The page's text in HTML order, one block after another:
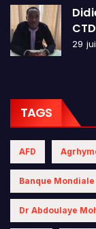
29
TAGS
AFD
Banque Mondiale
Dr Abdoulaye